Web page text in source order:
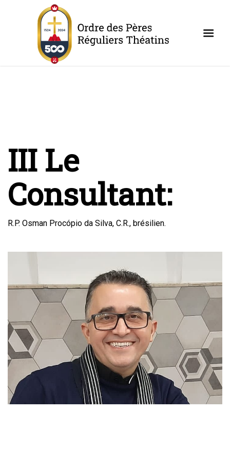
III Le
Consultant:
R.P. Osman Procópio da Silva, C.R., brésilien.